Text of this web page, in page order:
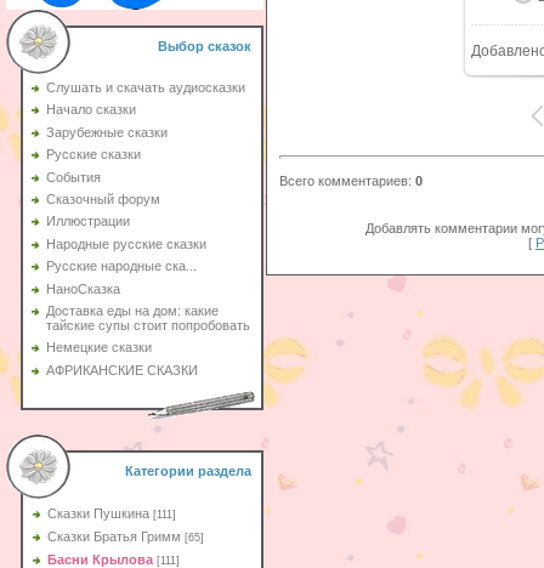
Выбор сказок
Слушать и скачать аудиосказки
Начало сказки
Зарубежные сказки
Русские сказки
События
Сказочный форум
Иллюстрации
Народные русские сказки
Русские народные ска...
НаноСказка
Доставка еды на дом: какие
тайские супы стоит попробовать
Немецкие сказки
АФРИКАНСКИЕ СКАЗКИ
Категории раздела
Сказки Пушкина [111]
Сказки Братья Гримм [65]
Басни Крылова [111]
Всего комментариев: 0
Добавлять комментарии
[